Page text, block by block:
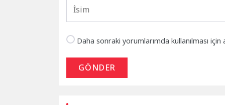
Daha sonraki yorumlarımda kullanılması
GÖNDER